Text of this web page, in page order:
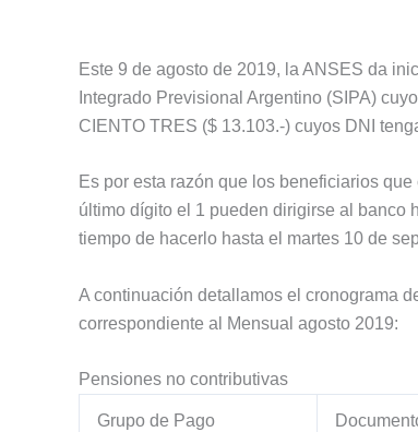
Este 9 de agosto de 2019, la ANSES da
Integrado Previsional Argentino (SIPA)
CIENTO TRES ($ 13.103.-) cuyos DNI
Es por esta razón que los beneficiarios
último dígito el 1 pueden dirigirse al banco
tiempo de hacerlo hasta el martes 10 de
A continuación detallamos el cronograma
correspondiente al Mensual agosto 2019:
Pensiones no contributivas
Grupo de Pago